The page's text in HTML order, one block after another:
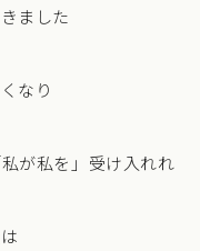
ました
なり
が私を」受け入れれ